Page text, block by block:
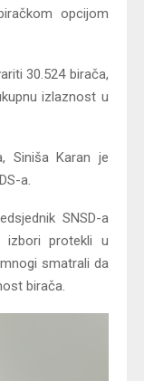
opcijom
30.524 birača,
izlaznost u
Siniša Karan je
a.
SNSD-a
izbori protekli u
smatrali da
birača.